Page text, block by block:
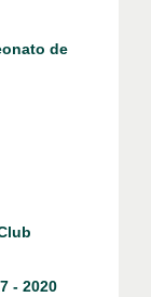
de
- 2020